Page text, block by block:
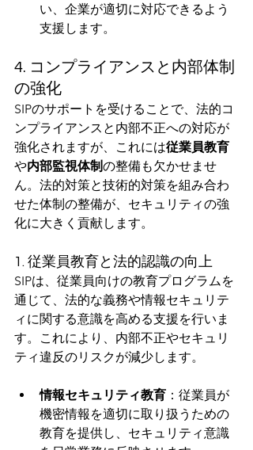
い、企業が適切に対応できるよう
支援します。
4. コンプライアンスと内部体制
の強化
SIPのサポートを受けることで、法的コ
ンプライアンスと内部不正への対応が
強化されますが、これには従業員教育
や内部監視体制の整備も欠かせませ
ん。法的対策と技術的対策を組み合わ
せた体制の整備が、セキュリティの強
化に大きく貢献します。
1. 従業員教育と法的認識の向上
SIPは、従業員向けの教育プログラムを
通じて、法的な義務や情報セキュリテ
ィに関する意識を高める支援を行いま
す。これにより、内部不正やセキュリ
ティ違反のリスクが減少します。
情報セキュリティ教育 ：従業員が
機密情報を適切に取り扱うための
教育を提供し、セキュリティ意識